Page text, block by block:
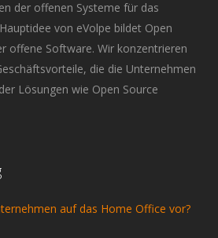
der offenen Systeme für das
von eVolpe bildet Open
offene Software. Wir konzentrieren
die die Unternehmen
Lösungen wie Open Source
auf das Home Office vor?